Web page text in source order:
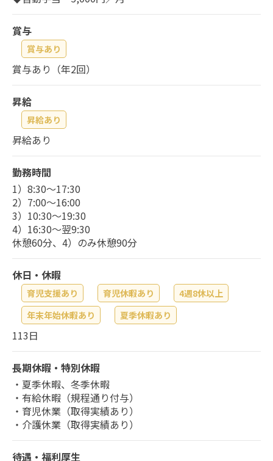
賞与
賞与あり
賞与あり（年2回）
昇給
昇給あり
昇給あり
勤務時間
1）8:30～17:30
2）7:00～16:00
3）10:30～19:30
4）16:30～翌9:30
休憩60分、4）のみ休憩90分
休日・休暇
育児支援あり 育児休暇あり
4週8休以上
年末年始休暇あり
夏季休暇あり
113日
長期休暇・特別休暇
・夏季休暇、冬季休暇
・有給休暇（規程通り付与）
・育児休業（取得実績あり）
・介護休業（取得実績あり）
待遇・福利厚生